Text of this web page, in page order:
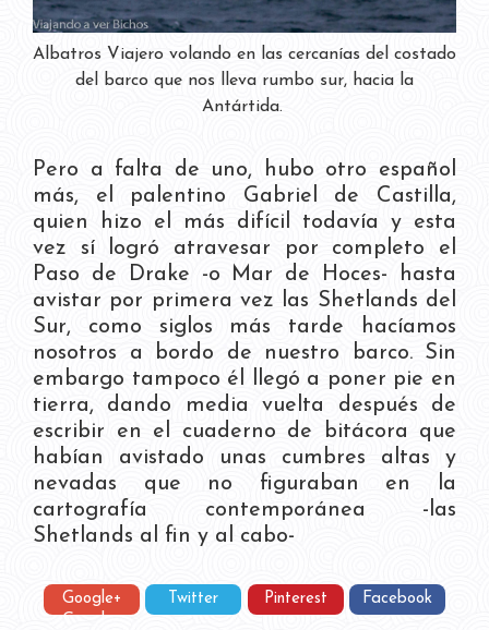
Albatros Viajero volando en las cercanías del costado
del barco que nos lleva rumbo sur, hacia la
Antártida.
Pero a falta de uno, hubo otro español
más, el palentino Gabriel de Castilla,
quien hizo el más difícil todavía y esta
vez sí logró atravesar por completo el
Paso de Drake -o
Mar de Hoces- hasta
avistar por primera vez las Shetlands del
Sur, como siglos más tarde hacíamos
nosotros a bordo de nuestro barco. Sin
embargo tampoco él llegó a poner pie en
tierra, dando media vuelta después de
escribir en el cuaderno de bitácora que
habían avistado unas cumbres altas y
nevadas que no figuraban en la
cartografía contemporánea -las
Shetlands al fin y al cabo-
Google+
Google+
Twitter Pinterest Facebook